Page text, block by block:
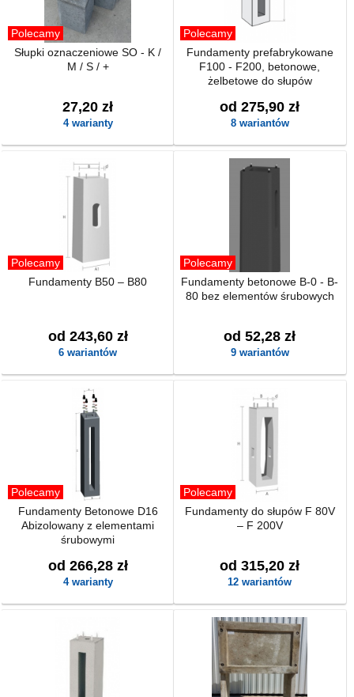
Polecamy
Słupki oznaczeniowe SO - K /
M / S / +
27,20 zł
4 warianty
Polecamy
Fundamenty prefabrykowane
F100 - F200, betonowe,
żelbetowe do słupów
od 275,90 zł
8 wariantów
Polecamy
Fundamenty B50 – B80
od 243,60 zł
6 wariantów
Polecamy
Fundamenty betonowe B-0 - B-
80 bez elementów śrubowych
od 52,28 zł
9 wariantów
Polecamy
Fundamenty Betonowe D16
Abizolowany z elementami
śrubowymi
od 266,28 zł
4 warianty
Polecamy
Fundamenty do słupów F 80V
– F 200V
od 315,20 zł
12 wariantów